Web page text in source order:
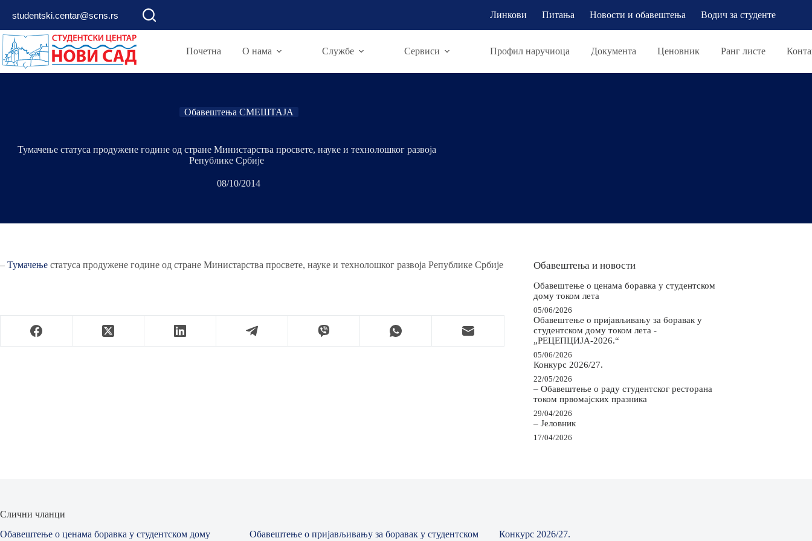
studentski.centar@scns.rs Линкови Питања Новости и обавештења Водич за студенте
Почетна О нама Службе Сервиси Профил наручиоца Документа Ценовник Ранг листе
Обавештења СМЕШТАЈА
Тумачење статуса продужене године од стране Министарства просвете, науке и технолошког развоја
Републике Србије
08/10/2014
– Тумачење статуса продужене године од стране Министарства просвете, науке и технолошког развоја Републике Србије Обавештења и новости
Обавештење о ценама боравка у студентском
дому током лета
05/06/2026
Обавештење о пријављивању за боравак у
студентском дому током лета -
„РЕЦЕПЦИЈА-2026.“
05/06/2026
Конкурс 2026/27.
22/05/2026
– Обавештење о раду студентског ресторана
током првомајских празника
29/04/2026
– Јеловник
17/04/2026
Слични чланци
Обавештење о ценама боравка у студентском дому
Обавештење о пријављивању за боравак у студентском
Конкурс 2026/27.